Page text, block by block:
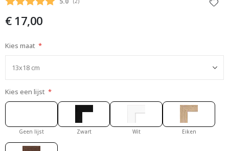
€ 17,00
Kies maat
Kies een lijst
Geen lijst Zwart Wit Eiken